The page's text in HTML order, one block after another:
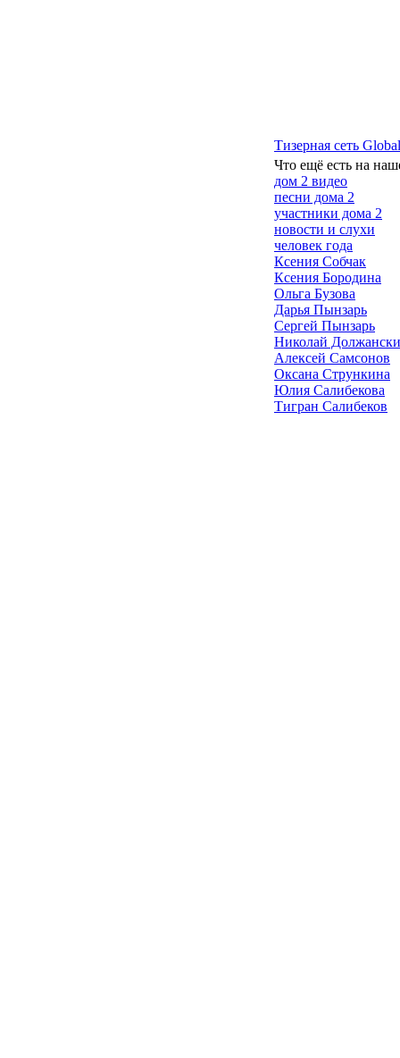
Тизерная сеть
Что ещё есть на
дом 2 видео
песни дома 2
участники дома 2
новости и слухи
человек года
Ксения Собчак
Ксения Бородина
Ольга Бузова
Дарья Пынзарь
Сергей Пынзарь
Николай
Алексей Самсонов
Оксана Стрункина
Юлия Салибекова
Тигран Салибеков